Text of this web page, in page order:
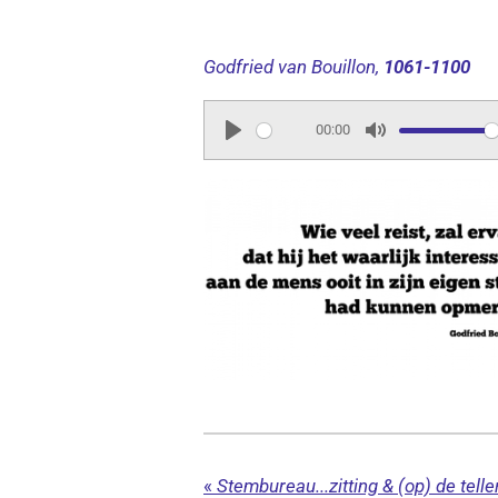
Godfried van Bouillon, 1061-1100
P
00:00
M
t
e
«